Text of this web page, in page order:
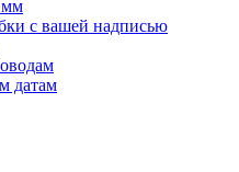
мм
с вашей надписью
датам